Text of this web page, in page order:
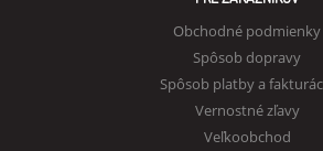
Obchodné podmienky
Spôsob dopravy
Spôsob platby a
Vernostné zľavy
Veľkoobchod